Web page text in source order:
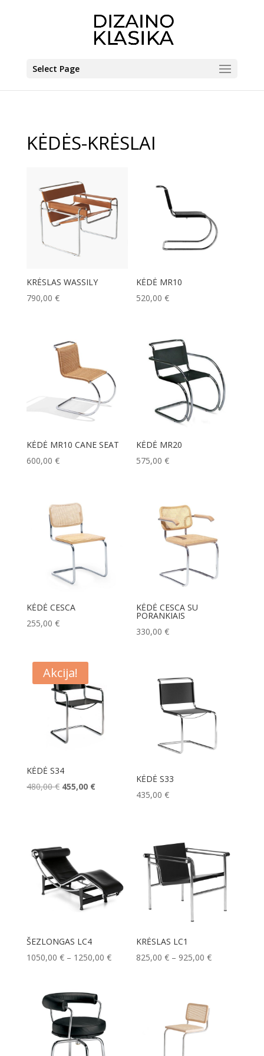
Select Page
KĖDĖS-KRĖSLAI
KRĖSLAS WASSILY
790,00 €
KĖDĖ MR10
520,00€
KĖDĖ MR10 CANE SEAT
600,00 €
KĖDĖ MR20
575,00€
KĖDĖ CESCA
255,00 €
KĖDĖ CESCA SU
PORANKIAIS
330,00€
Akcija!
KĖDĖ S34
480,00€ Original
455,00 €Current
KĖDĖ S33
435,00€
ŠEZLONGAS LC4
1050,00 € – 1250,00 €Price
KRĖSLAS LC1
825,00€ – 925,00€Price